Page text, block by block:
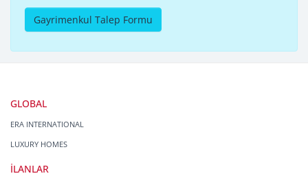
Gayrimenkul Talep Formu
GLOBAL
ERA INTERNATIONAL
LUXURY HOMES
İLANLAR